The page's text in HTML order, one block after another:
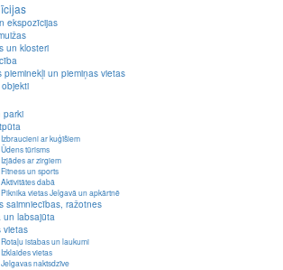
ekspozīcijas
un klosteri
pieminekļi un piemiņas vietas
parki
Izbraucieni ar kuģīšiem
Ūdens tūrisms
Izjādes ar zirgiem
Fitness un sports
Aktivitātes dabā
Piknika vietas Jelgavā un apkārtnē
saimniecības, ražotnes
un labsajūta
vietas
Rotaļu istabas un laukumi
Izklaides vietas
Jelgavas naktsdzīve